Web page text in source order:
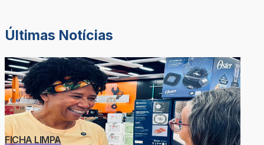
Últimas Notícias
FICHA LIMPA